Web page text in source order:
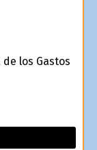
los Gastos